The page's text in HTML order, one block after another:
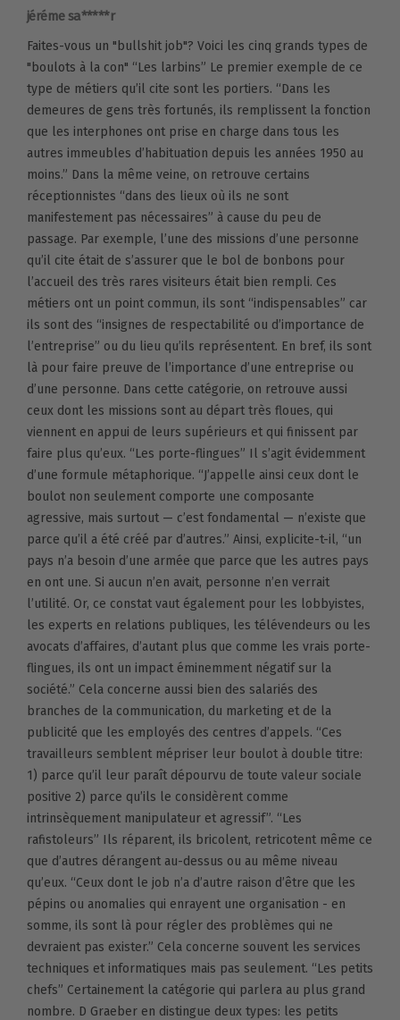
jéréme sa*****r
Faites-vous un "bullshit job"? Voici les cinq grands types de
"boulots à la con" “Les larbins” Le premier exemple de ce
type de métiers qu’il cite sont les portiers. “Dans les
demeures de gens très fortunés, ils remplissent la fonction
que les interphones ont prise en charge dans tous les
autres immeubles d’habituation depuis les années 1950 au
moins.” Dans la même veine, on retrouve certains
réceptionnistes “dans des lieux où ils ne sont
manifestement pas nécessaires” à cause du peu de
passage. Par exemple, l’une des missions d’une personne
qu’il cite était de s’assurer que le bol de bonbons pour
l’accueil des très rares visiteurs était bien rempli. Ces
métiers ont un point commun, ils sont “indispensables” car
ils sont des “insignes de respectabilité ou d’importance de
l’entreprise” ou du lieu qu’ils représentent. En bref, ils sont
là pour faire preuve de l’importance d’une entreprise ou
d’une personne. Dans cette catégorie, on retrouve aussi
ceux dont les missions sont au départ très floues, qui
viennent en appui de leurs supérieurs et qui finissent par
faire plus qu’eux. “Les porte-flingues” Il s’agit évidemment
d’une formule métaphorique. “J’appelle ainsi ceux dont le
boulot non seulement comporte une composante
agressive, mais surtout — c’est fondamental — n’existe que
parce qu’il a été créé par d’autres.” Ainsi, explicite-t-il, “un
pays n’a besoin d’une armée que parce que les autres pays
en ont une. Si aucun n’en avait, personne n’en verrait
l’utilité. Or, ce constat vaut également pour les lobbyistes,
les experts en relations publiques, les télévendeurs ou les
avocats d’affaires, d’autant plus que comme les vrais porte-
flingues, ils ont un impact éminemment négatif sur la
société.” Cela concerne aussi bien des salariés des
branches de la communication, du marketing et de la
publicité que les employés des centres d’appels. “Ces
travailleurs semblent mépriser leur boulot à double titre:
1) parce qu’il leur paraît dépourvu de toute valeur sociale
positive 2) parce qu’ils le considèrent comme
intrinsèquement manipulateur et agressif”. “Les
rafistoleurs” Ils réparent, ils bricolent, retricotent même ce
que d’autres dérangent au-dessus ou au même niveau
qu’eux. “Ceux dont le job n’a d’autre raison d’être que les
pépins ou anomalies qui enrayent une organisation - en
somme, ils sont là pour régler des problèmes qui ne
devraient pas exister.” Cela concerne souvent les services
techniques et informatiques mais pas seulement. “Les petits
chefs” Certainement la catégorie qui parlera au plus grand
nombre. D Graeber en distingue deux types: les petits